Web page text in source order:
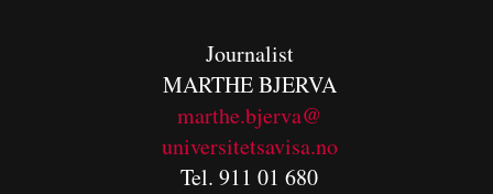
Journalist
MARTHE BJERVA
marthe.bjerva@
universitetsavisa.no
Tel. 911 01 680